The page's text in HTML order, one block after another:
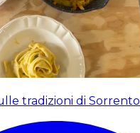
tradizioni di Sorrento